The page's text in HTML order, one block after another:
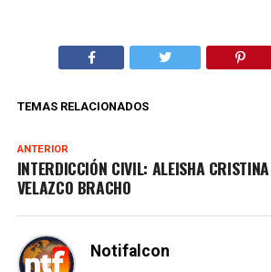
TEMAS RELACIONADOS
ANTERIOR
INTERDICCIÓN CIVIL: ALEISHA
VELAZCO BRACHO
Notifalcon